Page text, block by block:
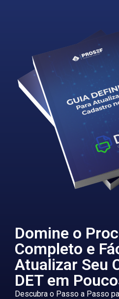
Domine o
Completo e
Atualizar Seu
DET em
Descubra o Passo a Passo